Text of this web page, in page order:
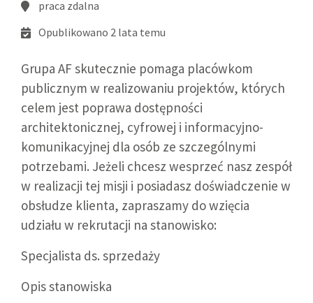
praca zdalna
Opublikowano 2 lata temu
Grupa AF skutecznie pomaga placówkom
publicznym w realizowaniu projektów, których
celem jest poprawa dostępności
architektonicznej, cyfrowej i informacyjno-
komunikacyjnej dla osób ze szczególnymi
potrzebami. Jeżeli chcesz wesprzeć nasz zespół
w realizacji tej misji i posiadasz doświadczenie w
obsłudze klienta, zapraszamy do wzięcia
udziału w rekrutacji na stanowisko:
Specjalista ds. sprzedaży
Opis stanowiska